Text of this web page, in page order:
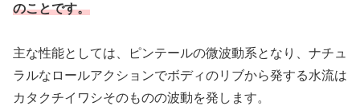
のことです。
主な性能としては、ピンテールの微波動系となり、ナチュ
ラルなロールアクションでボディのリブから発する水流は
カタクチイワシそのものの波動を発します。